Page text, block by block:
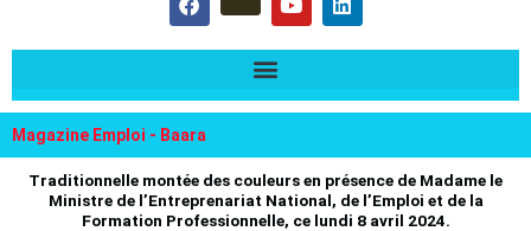
c
e
o
u
t
e
n
k
i
Magazine Emploi - Baara
Traditionnelle montée des couleurs en présence de Madame le
Ministre de l’Entreprenariat National, de l’Emploi et de la
Formation Professionnelle, ce lundi 8 avril 2024.